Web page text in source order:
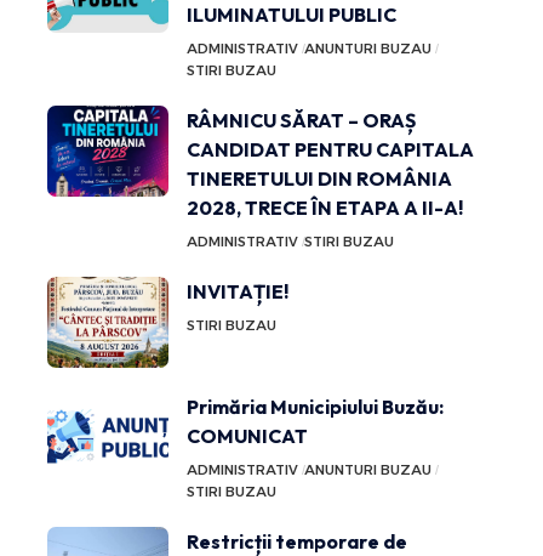
ILUMINATULUI PUBLIC
ADMINISTRATIV ANUNTURI BUZAU
STIRI BUZAU
RÂMNICU SĂRAT – ORAȘ
CANDIDAT PENTRU CAPITALA
TINERETULUI DIN ROMÂNIA
2028, TRECE ÎN ETAPA A II-A!
ADMINISTRATIV STIRI BUZAU
INVITAȚIE!
STIRI BUZAU
Primăria Municipiului Buzău:
COMUNICAT
ADMINISTRATIV ANUNTURI BUZAU
STIRI BUZAU
Restricții temporare de